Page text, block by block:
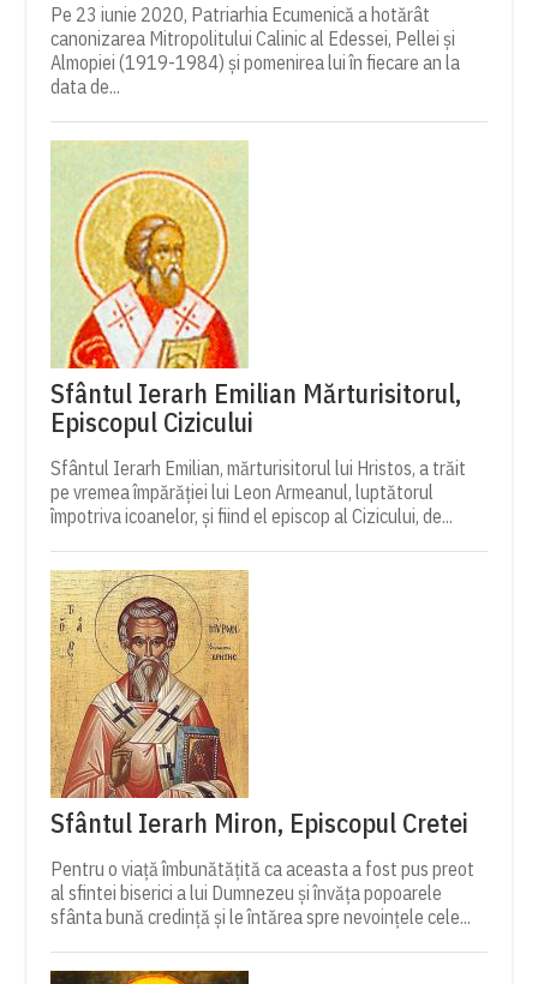
Pe 23 iunie 2020, Patriarhia Ecumenică a hotărât
canonizarea Mitropolitului Calinic al Edessei, Pellei și
Almopiei (1919-1984) și pomenirea lui în fiecare an la
data de...
Sfântul Ierarh Emilian Mărturisitorul,
Episcopul Cizicului
Sfântul Ierarh Emilian, mărturisitorul lui Hristos, a trăit
pe vremea împărăției lui Leon Armeanul, luptătorul
împotriva icoanelor, și fiind el episcop al Cizicului, de...
Sfântul Ierarh Miron, Episcopul Cretei
Pentru o viață îmbunătățită ca aceasta a fost pus preot
al sfintei biserici a lui Dumnezeu și învăța popoarele
sfânta bună credință și le întărea spre nevoințele cele...